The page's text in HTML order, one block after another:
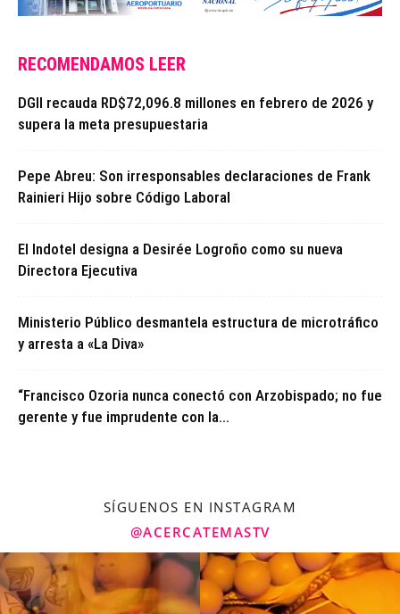
RECOMENDAMOS LEER
DGII recauda RD$72,096.8 millones en febrero de 2026 y
supera la meta presupuestaria
Pepe Abreu: Son irresponsables declaraciones de Frank
Rainieri Hijo sobre Código Laboral
El Indotel designa a Desirée Logroño como su nueva
Directora Ejecutiva
Ministerio Público desmantela estructura de microtráfico
y arresta a «La Diva»
“Francisco Ozoria nunca conectó con Arzobispado; no fue
gerente y fue imprudente con la...
SÍGUENOS EN INSTAGRAM
@ACERCATEMASTV